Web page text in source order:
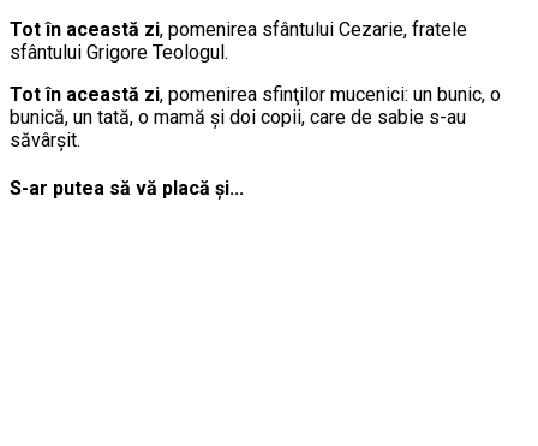
Tot în această zi, pomenirea sfântului Cezarie, fratele
sfântului Grigore Teologul.
Tot în această zi, pomenirea sfinţilor mucenici: un bunic, o
bunică, un tată, o mamă şi doi copii, care de sabie s-au
săvârşit.
S-ar putea să vă placă și...